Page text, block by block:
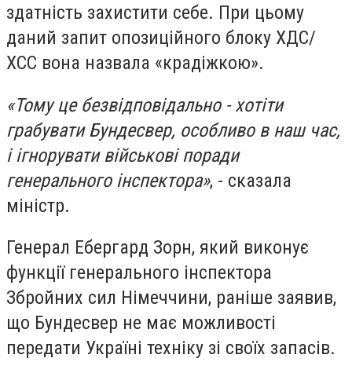
здатність захистити себе. При цьому
даний запит опозиційного блоку ХДС/
ХСС вона назвала «крадіжкою».
«Тому це безвідповідально - хотіти
грабувати Бундесвер, особливо в наш час,
і ігнорувати військові поради
генерального інспектора», - сказала
міністр.
Генерал Ебергард Зорн, який виконує
функції генерального інспектора
Збройних сил Німеччини, раніше заявив,
що Бундесвер не має можливості
передати Україні техніку зі своїх запасів.